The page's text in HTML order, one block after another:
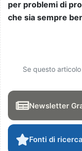
per problemi di
che sia sempre
Se questo
Newsletter
Fonti di